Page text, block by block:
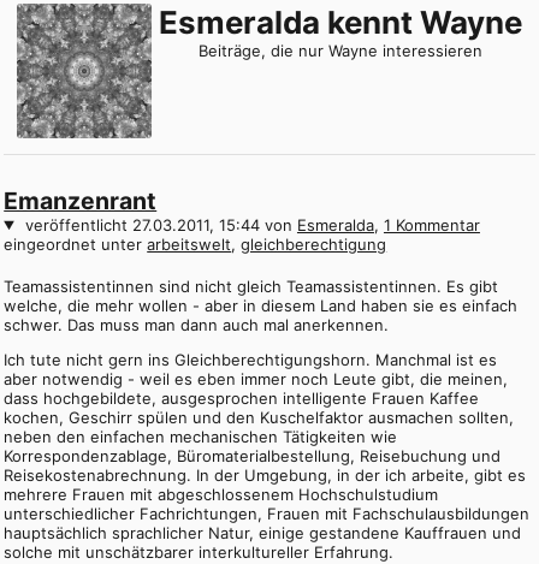
Esmeralda kennt Wayne
Beiträge, die nur Wayne interessieren
Emanzenrant
veröffentlicht 27.03.2011, 15:44von Esmeralda, 1 Kommentar
eingeordnet unterarbeitswelt gleichberechtigung
Teamassistentinnen sind nicht gleich Teamassistentinnen. Es gibt
welche, die mehr wollen - aber in diesem Land haben sie es einfach
schwer. Das muss man dann auch mal anerkennen.
Ich tute nicht gern ins Gleichberechtigungshorn. Manchmal ist es
aber notwendig - weil es eben immer noch Leute gibt, die meinen,
dass hochgebildete, ausgesprochen intelligente Frauen Kaffee
kochen, Geschirr spülen und den Kuschelfaktor ausmachen sollten,
neben den einfachen mechanischen Tätigkeiten wie
Korrespondenzablage, Büromaterialbestellung, Reisebuchung und
Reisekostenabrechnung. In der Umgebung, in der ich arbeite, gibt es
mehrere Frauen mit abgeschlossenem Hochschulstudium
unterschiedlicher Fachrichtungen, Frauen mit Fachschulausbildungen
hauptsächlich sprachlicher Natur, einige gestandene Kauffrauen und
solche mit unschätzbarer interkultureller Erfahrung.